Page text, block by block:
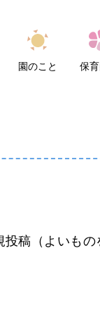
園のこと 保
稿（よいもの